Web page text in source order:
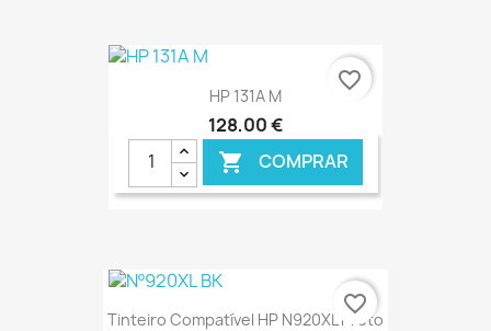
€ ONLINE
HP 131A M
128,00 €
 COMPRAR
€ ONLINE
favorite_border
Tinteiro Compatível HP N920XL Preto
favorite_border